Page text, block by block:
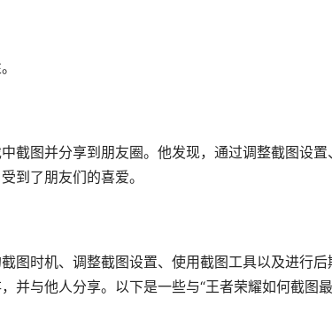
截图并分享到朋友圈。他发现，通过调整截图设
到了朋友们的喜爱。
图时机、调整截图设置、使用截图工具以及进行
并与他人分享。以下是一些与“王者荣耀如何截图